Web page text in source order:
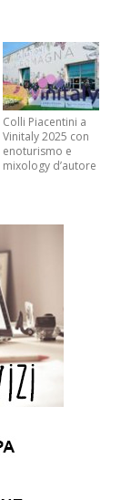
Colli Piacentini a
Vinitaly 2025 con
enoturismo e
mixology d’autore